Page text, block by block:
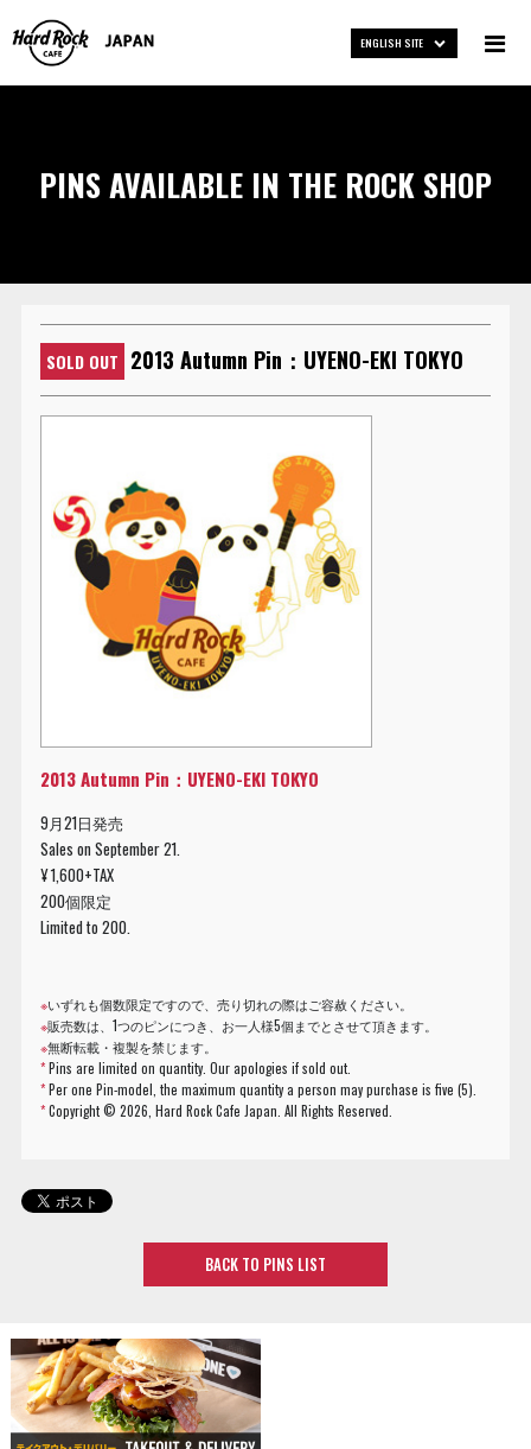
ENGLISH SITE
PINS AVAILABLE IN THE ROCK SHOP
SOLD OUT 2013 Autumn Pin：UYENO-EKI TOKYO
2013 Autumn Pin：UYENO-EKI TOKYO
9月21日発売
Sales on September 21.
¥ 1,600+TAX
200個限定
Limited to 200.
※いずれも個数限定ですので、売り切れの際はご容赦ください。
※販売数は、1つのピンにつき、お一人様5個までとさせて頂きます。
※無断転載・複製を禁じます。
*Pins are limited on quantity. Our apologies if sold out.
*Per one Pin-model, the maximum quantity a person may purchase is five (5).
*Copyright ©2026, Hard Rock Cafe Japan. All Rights Reserved.
BACK TO PINS LIST